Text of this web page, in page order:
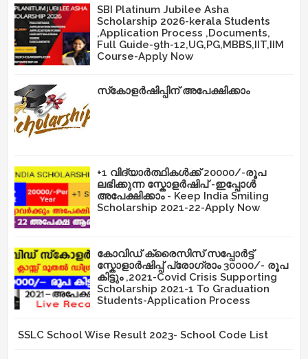
SBI Platinum Jubilee Asha
Scholarship 2026-kerala Students
,Application Process ,Documents,
Full Guide-9th-12,UG,PG,MBBS,IIT,IIM
Course-Apply Now
സ്‌കോളർഷിപ്പിന് അപേക്ഷിക്കാം
+1 വിദ്യാർത്ഥികൾക്ക് 20000/-രൂപ
ലഭിക്കുന്ന സ്കോളർഷിപ് -ഇപ്പോൾ
അപേക്ഷിക്കാം - Keep India Smiling
Scholarship 2021-22-Apply Now
കോവിഡ് ക്രൈസിസ് സപ്പോർട്ട്
സ്കോളാർഷിപ്പ് പ്രോഗ്രാം 30000/- രൂപ
കിട്ടും ,2021-Covid Crisis Supporting
Scholarship 2021-1 To Graduation
Students-Application Process
SSLC School Wise Result 2023- School Code List